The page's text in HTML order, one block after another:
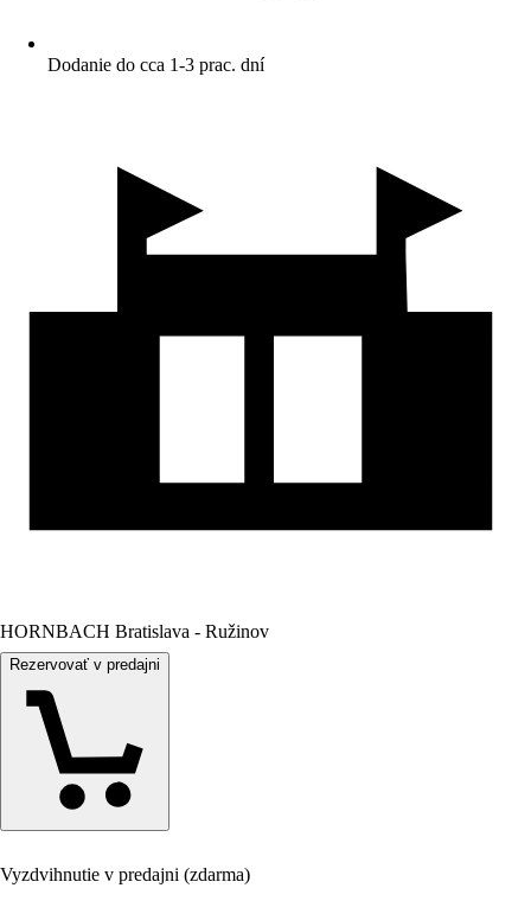
Dodanie do cca 1-3 prac. dní
HORNBACH Bratislava - Ružinov
Rezervovať v predajni
Vyzdvihnutie v predajni (zdarma)